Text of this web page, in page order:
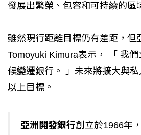
發展出繁榮、包容和可持續的區
雖然現行距離目標仍有差距，但
Tomoyuki Kimura表示， 「 我
候變遷銀行。 」未來將擴大與
以上目標。
亞洲開發銀行創立於1966年